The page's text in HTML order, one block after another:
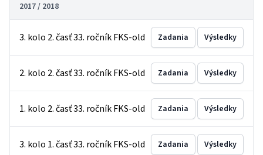
2017 / 2018
3. kolo 2. časť 33. ročník FKS-old Zadania Výsledky
2. kolo 2. časť 33. ročník FKS-old Zadania Výsledky
1. kolo 2. časť 33. ročník FKS-old Zadania Výsledky
3. kolo 1. časť 33. ročník FKS-old Zadania Výsledky